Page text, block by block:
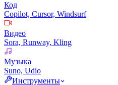
Код
Copilot, Cursor, Windsurf
Видео
Sora, Runway, Kling
Музыка
Suno, Udio
Инструменты